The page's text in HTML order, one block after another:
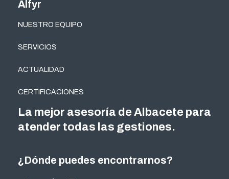
Alfyr
NUESTRO EQUIPO
SERVICIOS
ACTUALIDAD
CERTIFICACIONES
¿Dónde puedes encontrarnos?
La mejor asesoría de Albacete para
atender todas las gestiones.